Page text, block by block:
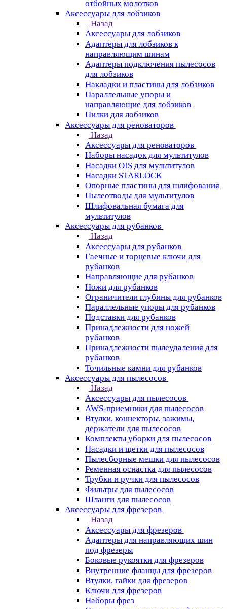
отбойных молотков
Аксессуары для лобзиков
Назад
Аксессуары для лобзиков
Адаптеры для лобзиков к
направляющим шинам
Адаптеры подключения пылесосов
для лобзиков
Накладки и пластины для лобзиков
Параллельные упоры и
направляющие для лобзиков
Пилки для лобзиков
Аксессуары для реноваторов
Назад
Аксессуары для реноваторов
Наборы насадок для мультитулов
Насадки OIS для мультитулов
Насадки STARLOCK
Опорные пластины для шлифования
Пылеотводы для мультитулов
Шлифовальная бумага для
мультитулов
Аксессуары для рубанков
Назад
Аксессуары для рубанков
Гаечные и торцевые ключи для
рубанков
Направляющие для рубанков
Ножи для рубанков
Ограничители глубины для рубанков
Параллельные упоры для рубанков
Подставки для рубанков
Принадлежности для ножей
рубанков
Принадлежности пылеудаления для
рубанков
Точильные камни для рубанков
Аксессуары для пылесосов
Назад
Аксессуары для пылесосов
AWS-приемники для пылесосов
Втулки, коннекторы, зажимы,
держатели для пылесосов
Комплекты уборки для пылесосов
Насадки и щетки для пылесосов
Пылесборные мешки для пылесосов
Ременная оснастка для пылесосов
Трубки и ручки для пылесосов
Фильтры для пылесосов
Шланги для пылесосов
Аксессуары для фрезеров
Назад
Аксессуары для фрезеров
Адаптеры для направляющих шин
под фрезеры
Боковые рукоятки для фрезеров
Внутренние фланцы для фрезеров
Втулки, гайки для фрезеров
Ключи для фрезеров
Наборы фрез